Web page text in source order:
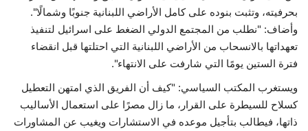
بحرفيته، وتثبت بنوده على كامل الأراضي اللبنانية جنوبًا وشمالًا".
وأضاف: "نطلب من المجتمع الدولي الضغط على اسرائيل لتنفيذ
تعهداتها بالانسحاب من الأراضي اللبنانية التي احتلتها قبل انقضاء
فترة الستين يومًا التي شارفت على الانتهاء".
ويستغرب المكتب السياسي: "كيف أن الفريق الذي امتهن التعطيل
كسلاح للسيطرة على القرار، ما زال مصرًا على استعمال الأساليب
ذاتها، فيطالب بتأجيل موعده في الاستشارات ويغيب عن المشاورات